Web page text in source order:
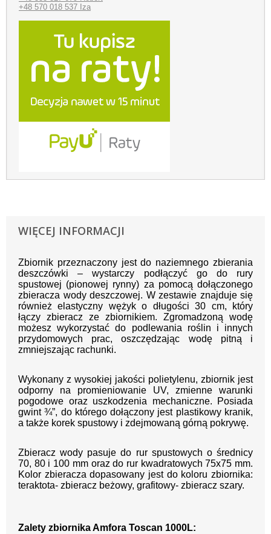
+48 570 018 537 Iza
WIĘCEJ INFORMACJI
Zbiornik przeznaczony jest do naziemnego zbierania
deszczówki – wystarczy podłączyć go do rury
spustowej (pionowej rynny) za pomocą dołączonego
zbieracza wody deszczowej. W zestawie znajduje się
również elastyczny wężyk o długości 30 cm, który
łączy zbieracz ze zbiornikiem. Zgromadzoną wodę
możesz wykorzystać do podlewania roślin i innych
przydomowych prac, oszczędzając wodę pitną i
zmniejszając rachunki.
Wykonany z wysokiej jakości polietylenu, zbiornik jest
odporny na promieniowanie UV, zmienne warunki
pogodowe oraz uszkodzenia mechaniczne. Posiada
gwint ¾”, do którego dołączony jest plastikowy kranik,
a także korek spustowy i zdejmowaną górną pokrywę.
Zbieracz wody pasuje do rur spustowych o średnicy
70, 80 i 100 mm oraz do rur kwadratowych 75x75 mm.
Kolor zbieracza dopasowany jest do koloru zbiornika:
teraktota- zbieracz beżowy, grafitowy- zbieracz szary.
Zalety zbiornika Amfora Toscan 1000L: